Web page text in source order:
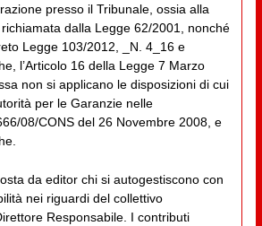
presso il Tribunale, ossia alla
dalla Legge 62/2001, nonché
Legge 103/2012, _N. 4_16 e
l’Articolo 16 della Legge 7 Marzo
non si applicano le disposizioni di cui
per le Garanzie nelle
08/CONS del 26 Novembre 2008, e
da editor chi si autogestiscono con
nei riguardi del collettivo
Responsabile. I contributi